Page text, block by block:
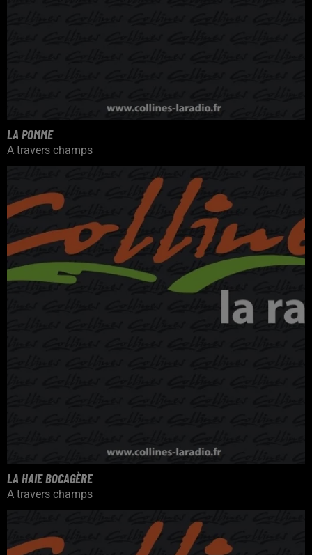
LA POMME
A travers champs
LA HAIE BOCAGÈRE
A travers champs